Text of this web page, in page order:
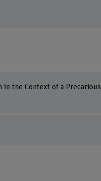
in the Context of a Precarious